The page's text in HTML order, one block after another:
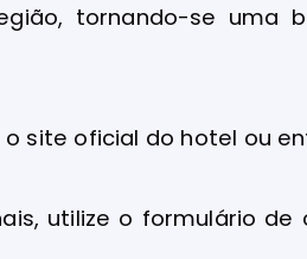
tornando-se uma
o site oficial do hotel ou
utilize o formulário